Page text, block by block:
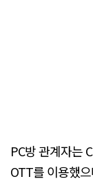
PC방 관계자는
OTT를 이용했